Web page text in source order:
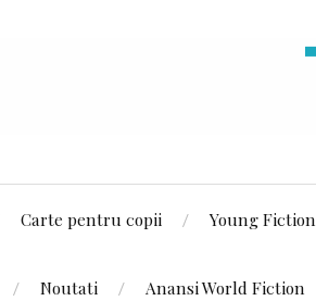
Carte pentru copii Young Fiction
Noutati Anansi World Fiction